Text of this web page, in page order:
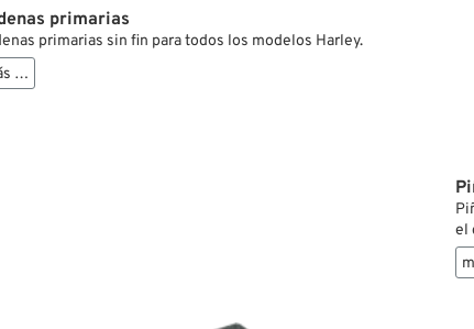
primarias
primarias sin fin para todos los modelos Harley.
…
el